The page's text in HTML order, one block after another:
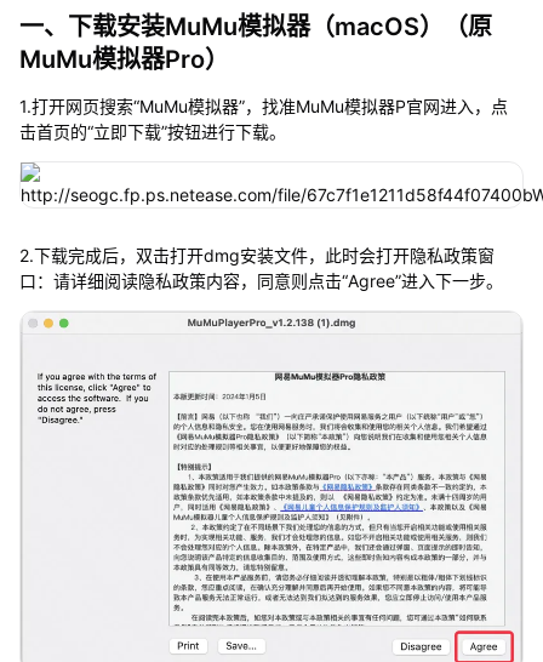
一、下载安装MuMu模拟器（macOS）（原
MuMu模拟器Pro）
1.打开网页搜索“MuMu模拟器”，找准MuMu模拟器P官网进入，点
击首页的“立即下载”按钮进行下载。
2.下载完成后，双击打开dmg安装文件，此时会打开隐私政策窗
口：请详细阅读隐私政策内容，同意则点击“Agree”进入下一步。